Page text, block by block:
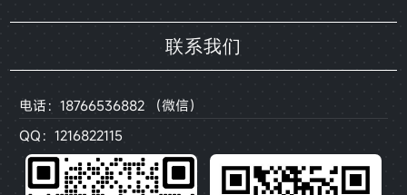
联系我们
电话：18766536882 （微信）
QQ：1216822115